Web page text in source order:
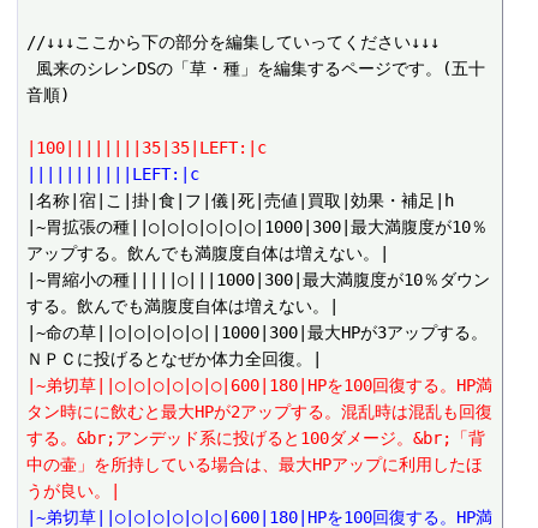
//↓↓↓ここから下の部分を編集していってください↓↓↓
音順)
|100||||||||35|35|LEFT:|c
|||||||||||LEFT:|c
|名称|宿|こ|掛|食|フ|儀|死|売値|買取|効果・補足|h
|~胃拡張の種||○|○|○|○|○|○|1000|300|最大満腹度が10％
アップする。飲んでも満腹度自体は増えない。|
|~胃縮小の種|||||○|||1000|300|最大満腹度が10％ダウン
する。飲んでも満腹度自体は増えない。|
|~命の草||○|○|○|○|○||1000|300|最大HPが3アップする。
|~弟切草||○|○|○|○|○|○|600|180|HPを100回復する。HP満
タン時にに飲むと最大HPが2アップする。混乱時は混乱も回復
する。&br;アンデッド系に投げると100ダメージ。&br;「背
中の壷」を所持している場合は、最大HPアップに利用したほ
うが良い。|
|~弟切草||○|○|○|○|○|○|600|180|HPを100回復する。HP満